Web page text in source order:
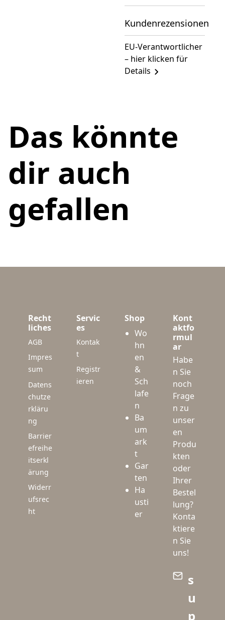
Kundenrezensionen
EU-Verantwortlicher
– hier klicken für
Details
Das könnte
dir auch
gefallen
Recht
liches
AGB
Impres
sum
Datens
chutze
rkläru
ng
Barrier
efreihe
itserkl
ärung
Widerr
ufsrec
ht
Servic
es
Kontak
t
Registr
ieren
Shop
Wo
hn
en
&
Sch
lafe
n
Ba
um
ark
t
Gar
ten
Ha
usti
er
Kont
aktfo
rmul
ar
Habe
n Sie
noch
Frage
n zu
unser
en
Produ
kten
oder
Ihrer
Bestel
lung?
Konta
ktiere
n Sie
uns!
s
u
p